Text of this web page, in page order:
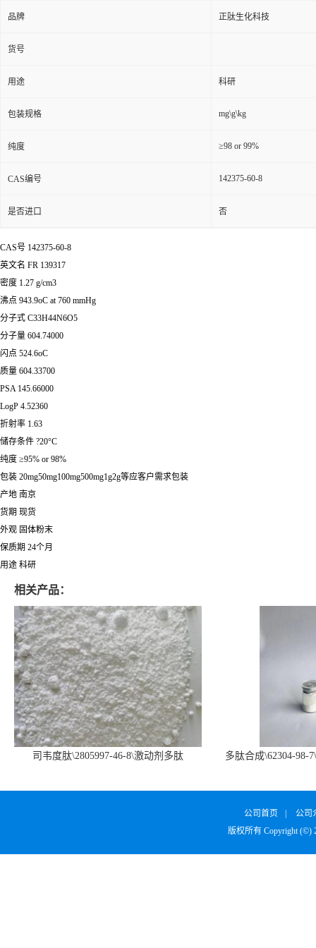
品牌 正肽生化科技
货号
用途 科研
包装规格 mg\g\kg
纯度 ≥98 or 99%
CAS编号 142375-60-8
是否进口 否
CAS号 142375-60-8
英文名 FR 139317
密度 1.27 g/cm3
沸点 943.9oC at 760 mmHg
分子式 C33H44N6O5
分子量 604.74000
闪点 524.6oC
质量 604.33700
PSA 145.66000
LogP 4.52360
折射率 1.63
储存条件 ?20°C
纯度 ≥95% or 98%
包装 20mg50mg100mg500mg1g2g等应客户需求包装
产地 南京
货期 现货
外观 固体粉末
保质期 24个月
用途 科研
相关产品：
司韦度肽\2805997-46-8\激动剂多肽
多肽合成\62304-98-
公司首页
公司
版权所有 Copyright (©)